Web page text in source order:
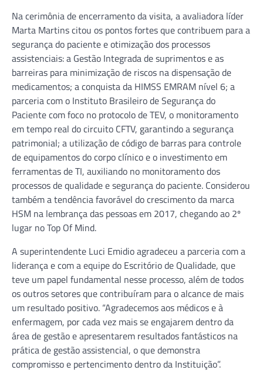
Na cerimônia de encerramento da visita, a avaliadora líder
Marta Martins citou os pontos fortes que contribuem para a
segurança do paciente e otimização dos processos
assistenciais: a Gestão Integrada de suprimentos e as
barreiras para minimização de riscos na dispensação de
medicamentos; a conquista da HIMSS EMRAM nível 6; a
parceria com o Instituto Brasileiro de Segurança do
Paciente com foco no protocolo de TEV, o monitoramento
em tempo real do circuito CFTV, garantindo a segurança
patrimonial; a utilização de código de barras para controle
de equipamentos do corpo clínico e o investimento em
ferramentas de TI, auxiliando no monitoramento dos
processos de qualidade e segurança do paciente. Considerou
também a tendência favorável do crescimento da marca
HSM na lembrança das pessoas em 2017, chegando ao 2º
lugar no Top Of Mind.
A superintendente Luci Emidio agradeceu a parceria com a
liderança e com a equipe do Escritório de Qualidade, que
teve um papel fundamental nesse processo, além de todos
os outros setores que contribuíram para o alcance de mais
um resultado positivo. “Agradecemos aos médicos e à
enfermagem, por cada vez mais se engajarem dentro da
área de gestão e apresentarem resultados fantásticos na
prática de gestão assistencial, o que demonstra
compromisso e pertencimento dentro da Instituição”.